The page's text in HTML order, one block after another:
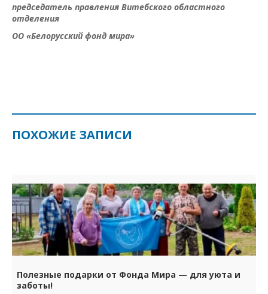
председатель правления Витебского областного
отделения
ОО «Белорусский фонд мира»
ПОХОЖИЕ ЗАПИСИ
Полезные подарки от Фонда Мира — для уюта и
заботы!